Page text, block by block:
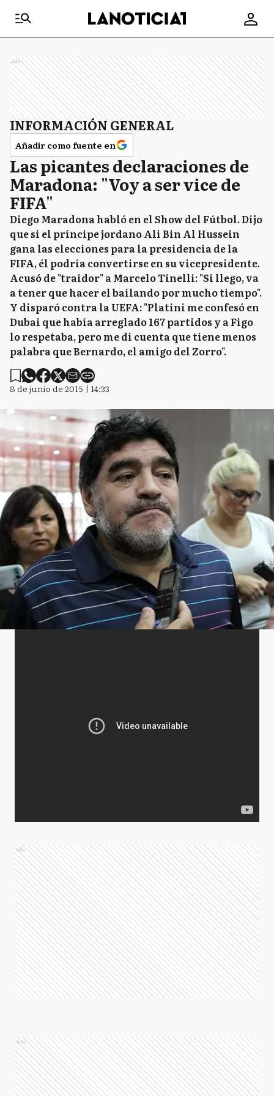
Ads
INFORMACIÓN GENERAL
Añadir como fuente en
Las picantes declaraciones de
Maradona: "Voy a ser vice de
FIFA"
Diego Maradona habló en el Show del Fútbol. Dijo
que si el príncipe jordano Ali Bin Al Hussein
gana las elecciones para la presidencia de la
FIFA, él podría convertirse en su vicepresidente.
Acusó de "traidor" a Marcelo Tinelli: "Si llego, va
a tener que hacer el bailando por mucho tiempo".
Y disparó contra la UEFA: "Platini me confesó en
Dubai que había arreglado 167 partidos y a Figo
lo respetaba, pero me di cuenta que tiene menos
palabra que Bernardo, el amigo del Zorro".
8 de junio de 2015 | 14:33
Ads
Ads